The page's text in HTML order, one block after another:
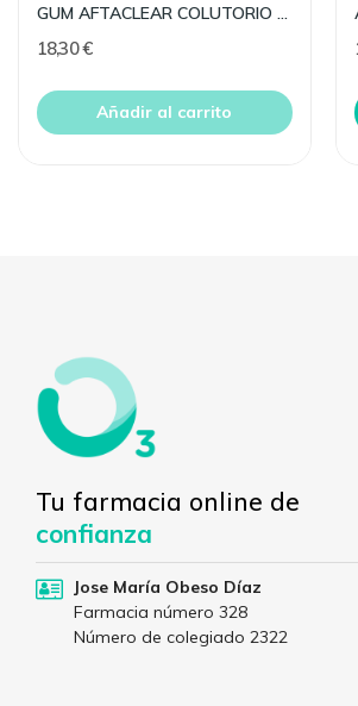
GUM AFTACLEAR COLUTORIO 120 ML
18,30 €
Añadir al carrito
Tu farmacia online de
confianza
Jose María Obeso Díaz
Farmacia número 328
Número de colegiado 2322